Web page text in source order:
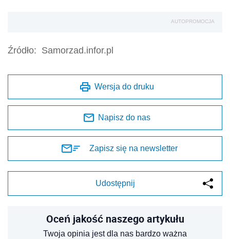
AUTOPROMOCJA
Źródło: Samorzad.infor.pl
Wersja do druku
Napisz do nas
Zapisz się na newsletter
Udostępnij
Oceń jakość naszego artykułu
Twoja opinia jest dla nas bardzo ważna